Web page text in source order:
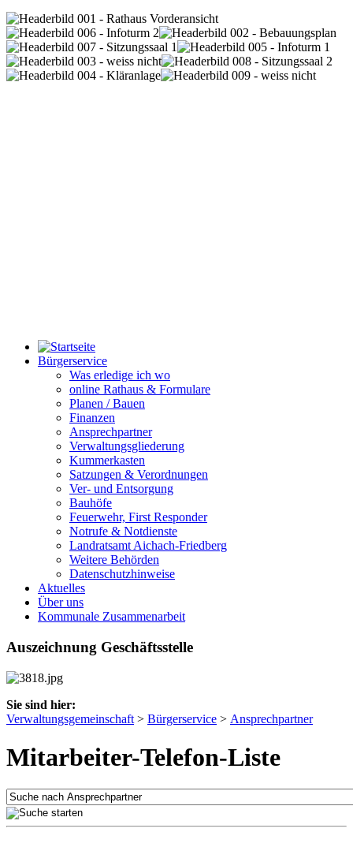
Bürgerservice
Was erledige ich wo
online Rathaus & Formulare
Planen / Bauen
Finanzen
Ansprechpartner
Verwaltungsgliederung
Kummerkasten
Satzungen & Verordnungen
Ver- und Entsorgung
Bauhöfe
Feuerwehr, First Responder
Notrufe & Notdienste
Landratsamt Aichach-Friedberg
Weitere Behörden
Datenschutzhinweise
Aktuelles
Über uns
Kommunale Zusammenarbeit
Auszeichnung Geschäftsstelle
Sie sind hier:
Verwaltungsgemeinschaft > Bürgerservice > Ansprechpartner
Mitarbeiter-Telefon-Liste